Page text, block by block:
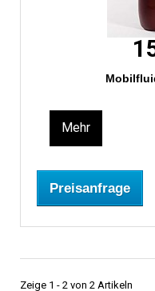
Mehr
Preisanfrage
Zeige 1 - 2 von 2 Artikeln